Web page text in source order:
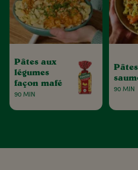
Pâtes aux
légumes
façon mafé
90 MIN
90 MIN